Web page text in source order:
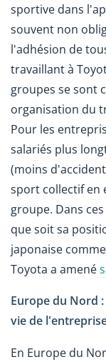
sportive dans
souvent non
l'adhésion de
travaillant à
groupes se sont
organisation du
Pour les
salariés plus
(moins
sport collectif en
groupe. Dans
que soit sa
japonaise
Toyota a amené
Europe du Nord
vie de
En Europe du